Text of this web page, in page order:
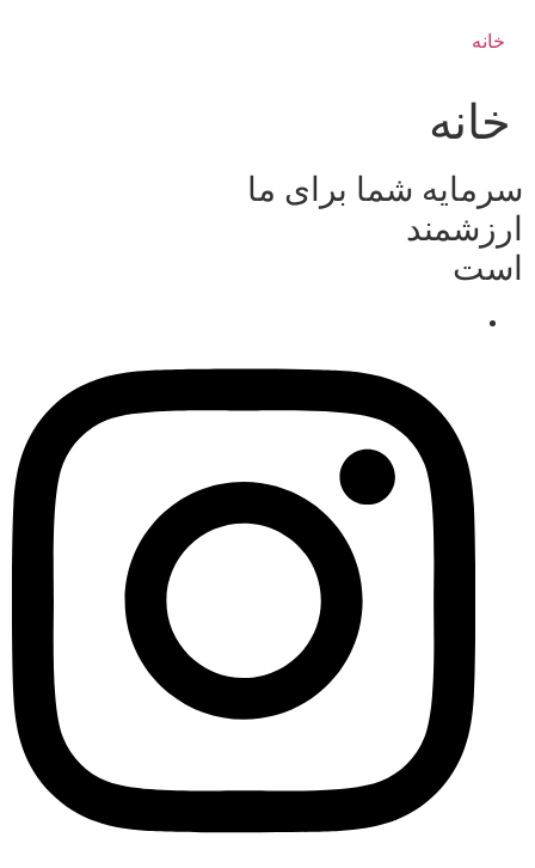
خانه
خانه
سرمایه شما برای ما
ارزشمند
است